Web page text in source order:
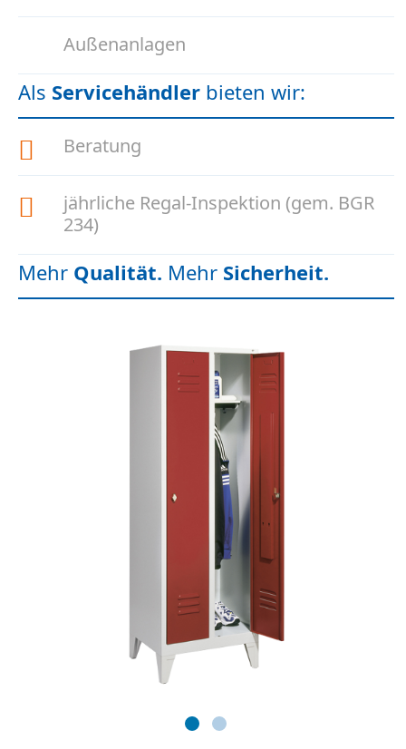
Außenanlagen
Als Servicehändler bieten wir:
Beratung
jährliche Regal-Inspektion (gem. BGR
234)
Mehr Qualität. Mehr Sicherheit.